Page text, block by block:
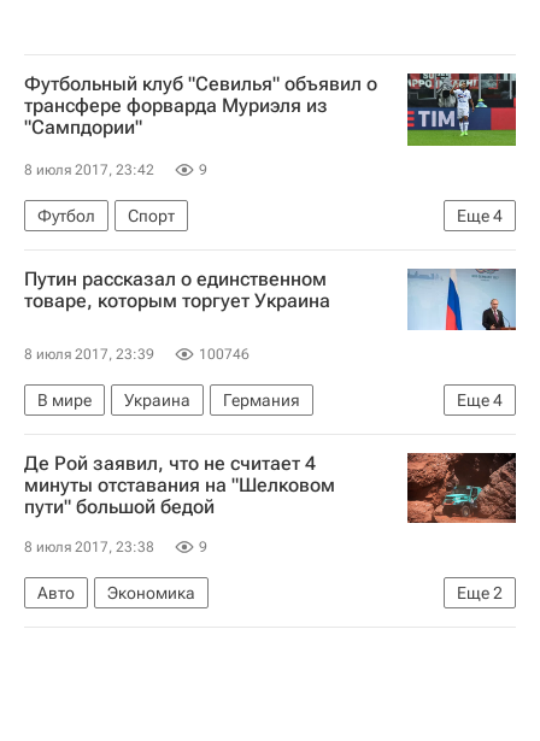
Футбольный клуб "Севилья" объявил о
трансфере форварда Муриэля из
"Сампдории"
8 июля 2017, 23:42 9
Еще4
Футбол
Спорт
Чемпионат Испании по футболу
Севилья
Сампдория
Луис Муриэль
Путин рассказал о единственном
товаре, которым торгует Украина
8 июля 2017, 23:39 100746
Еще4
В мире Украина
Германия
Владимир Путин
Петр Порошенко
Саммит G20 в Гамбурге 2017
Россия
Де Рой заявил, что не считает 4
минуты отставания на "Шелковом
пути" большой бедой
8 июля 2017, 23:38 9
Еще2
Авто
Экономика
Ралли-рейд "Шелковый путь-2017"